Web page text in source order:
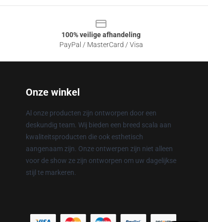
100% veilige afhandeling
PayPal / MasterCard / Visa
Onze winkel
Al onze producten zijn ontworpen door een
deskundig team. Wij bieden een breed scala aan
kwaliteitsproducten die ook esthetisch
aangenaam zijn. Onze ontwerpen zijn niet alleen
voor de show ze zijn ontworpen om uw dagelijkse
stijl te markeren.